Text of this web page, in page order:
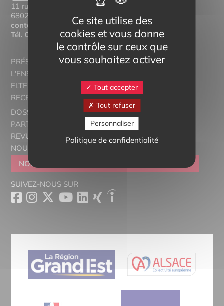
11 rue Mittlerweg,
68025 Colmar Cedex
contact@eltern-bilinguisme.org
Tél.03 89 20 46 74
PRÉSENTATION
L'ENSEIGNEMENT BILINGUE
ELTERN ALSACE - EUROSTAGES
RECRUTORRS
DOSSIERS THÉMATIQUES
PARTENAIRES
REVUE DE PRESSE
NOUS CONTACTER
NOUS REJOINDRE
DEVENIR SYMPATHISANT
SUIVEZ-NOUS SUR
Ce site utilise des
cookies et vous donne
le contrôle sur ceux que
vous souhaitez activer
Tout accepter
Tout refuser
Personnaliser
Politique de confidentialité